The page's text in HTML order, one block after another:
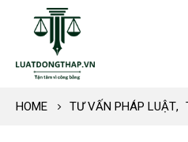
HOME TƯ VẤN PHÁP LUẬT,